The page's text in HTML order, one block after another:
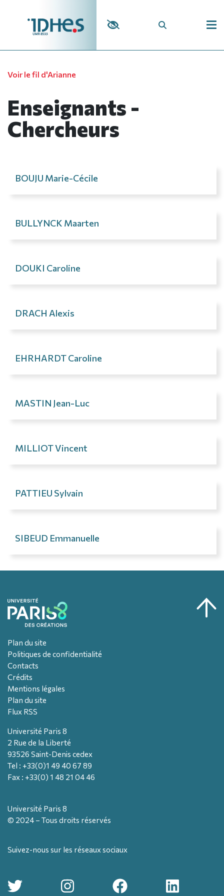
Voir le fil d'Arianne
Enseignants -
Chercheurs
BOUJU Marie-Cécile
BULLYNCK Maarten
DOUKI Caroline
DRACH Alexis
EHRHARDT Caroline
MASTIN Jean-Luc
MILLIOT Vincent
PATTIEU Sylvain
SIBEUD Emmanuelle
Plan du site
Politiques de confidentialité
Contacts
Crédits
Mentions légales
Plan du site
Flux RSS
Université Paris 8
2 Rue de la Liberté
93526 Saint-Denis cedex
Tel : +33(0)1 49 40 67 89
Fax : +33(0) 1 48 21 04 46
Université Paris 8
© 2024 – Tous droits réservés
Suivez-nous sur les réseaux sociaux